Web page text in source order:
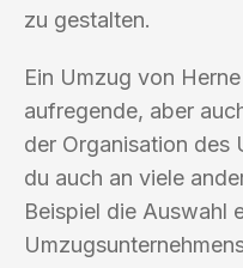
zu gestalten.
Ein Umzug von
aufregende, aber
der Organisation des
du auch an viele
Beispiel die Auswahl